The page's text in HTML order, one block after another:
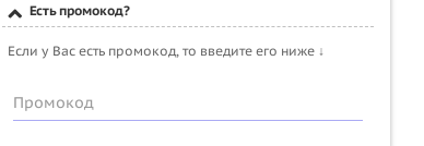
Есть промокод?
Если у Вас есть промокод, то введите его ниже ↓
Промокод